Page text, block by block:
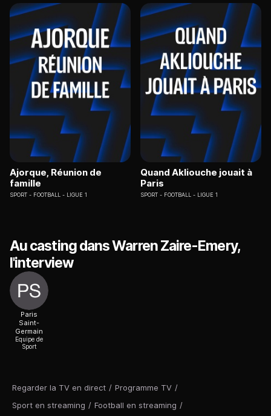
Regarder la TV en direct / Programme TV /
Sport en streaming / Football en streaming /
Ajorque, Réunion de
famille
SPORT FOOTBALL - LIGUE 1
Quand Akliouche jouait à
Paris
SPORT FOOTBALL - LIGUE 1
Au casting dans Warren Zaire-Emery,
l'interview
Paris
Saint-
Germain
Equipe de
Sport